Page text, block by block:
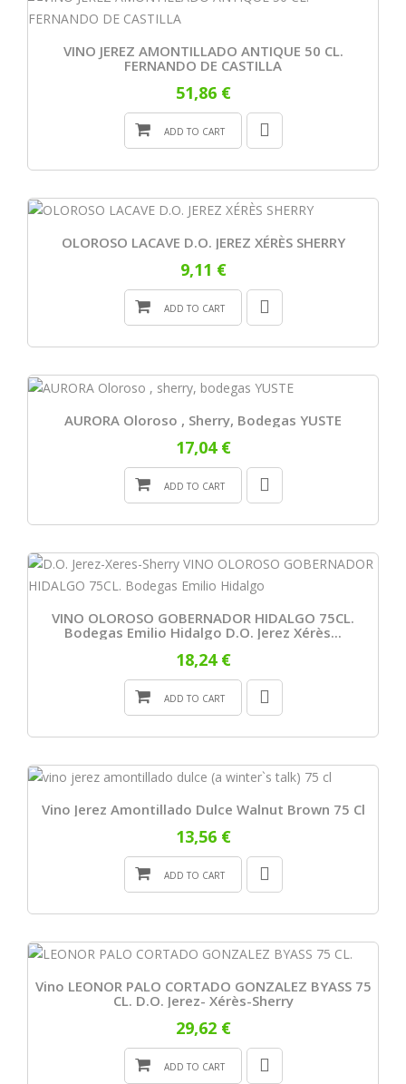
VINO JEREZ AMONTILLADO ANTIQUE 50 CL.
FERNANDO DE CASTILLA
51,86 €
ADD TO CART
OLOROSO LACAVE D.O. JEREZ XÉRÈS SHERRY
9,11 €
ADD TO CART
AURORA Oloroso , Sherry, Bodegas YUSTE
17,04 €
ADD TO CART
VINO OLOROSO GOBERNADOR HIDALGO 75CL.
Bodegas Emilio Hidalgo D.O. Jerez Xérès...
18,24 €
ADD TO CART
Vino Jerez Amontillado Dulce Walnut Brown 75 Cl
13,56 €
ADD TO CART
Vino LEONOR PALO CORTADO GONZALEZ BYASS 75
CL. D.O. Jerez- Xérès-Sherry
29,62 €
ADD TO CART